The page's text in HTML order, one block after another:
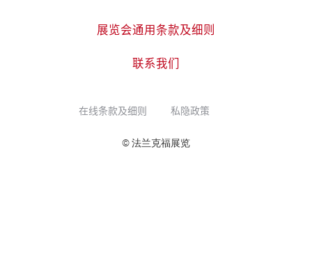
展览会通用条款及细则
联系我们
在线条款及细则 私隐政策
© 法兰克福展览